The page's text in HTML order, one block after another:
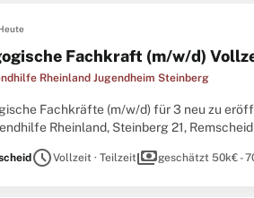
Fachkraft (m/w/d)
Rheinland Jugendheim Steinberg
Fachkräfte (m/w/d) für 3 neu zu
Rheinland, Steinberg 21,
scheduleVollzeit · Teilzeitpaymentsgeschätzt 50k€ -